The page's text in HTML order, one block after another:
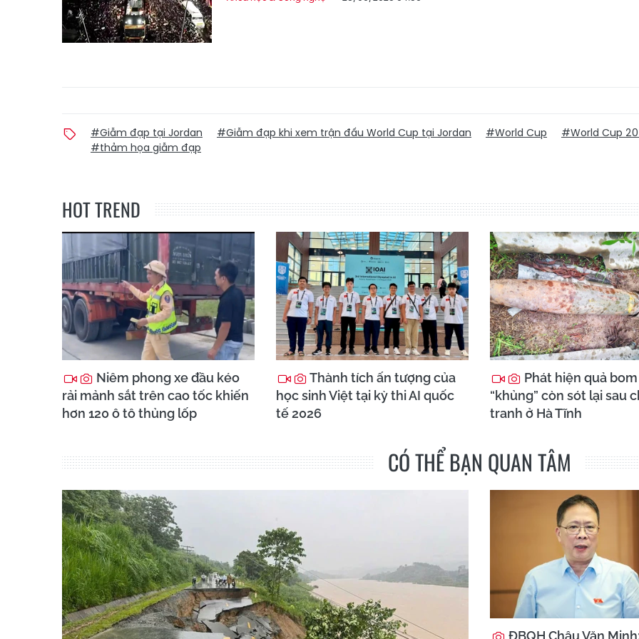
#Giẫm đạp tại Jordan #Giẫm đạp khi xem trận đấu World Cup tại Jordan #World Cup
#World Cup
#thảm họa giẫm đạp
HOT TREND
Niêm phong xe đầu kéo
rải mảnh sắt trên cao tốc khiến
hơn 120 ô tô thủng lốp
Thành tích ấn tượng của
học sinh Việt tại kỳ thi AI quốc
tế 2026
Phát hiện quả bom
“khủng” còn sót lại sau
tranh ở Hà Tĩnh
CÓ THỂ BẠN QUAN TÂM
ĐBQH Châu Văn